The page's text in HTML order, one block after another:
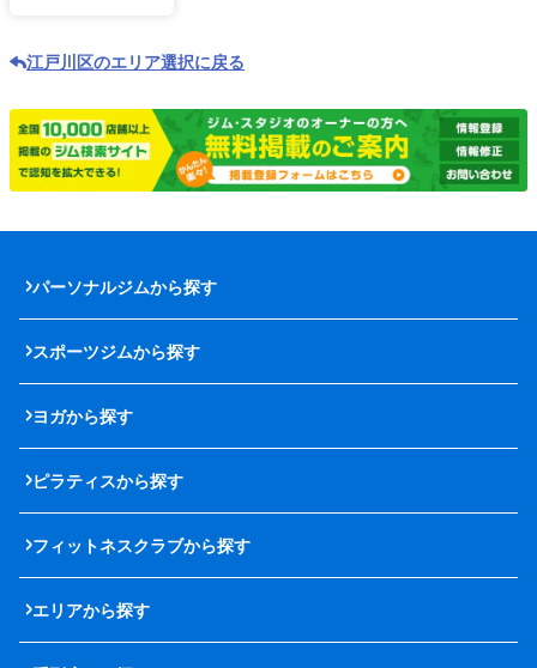
江戸川区のエリア選択に戻る
パーソナルジムから探す
スポーツジムから探す
ヨガから探す
ピラティスから探す
フィットネスクラブから探す
エリアから探す